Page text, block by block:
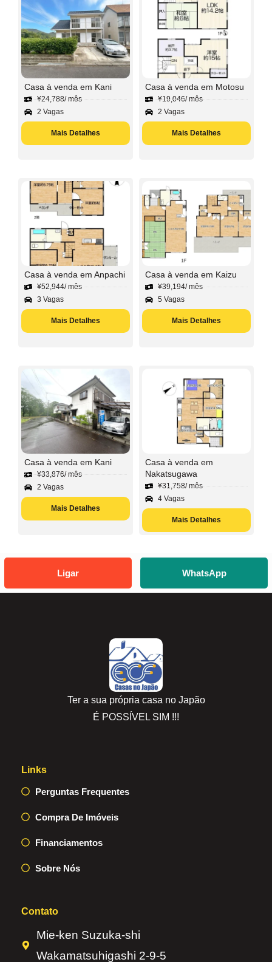
Casa à venda em Kani
¥24,788/ mês
2 Vagas
Mais Detalhes
Casa à venda em Motosu
¥19,046/ mês
2 Vagas
Mais Detalhes
Casa à venda em Anpachi
¥52,944/ mês
3 Vagas
Mais Detalhes
Casa à venda em Kaizu
¥39,194/ mês
5 Vagas
Mais Detalhes
Casa à venda em Kani
¥33,876/ mês
2 Vagas
Mais Detalhes
Casa à venda em
Nakatsugawa
¥31,758/ mês
4 Vagas
Mais Detalhes
Ligar WhatsApp
Ter a sua própria casa no Japão
É POSSÍVEL SIM !!!
Links
Perguntas Frequentes
Compra De Imóveis
Financiamentos
Sobre Nós
Contato
Mie-ken Suzuka-shi
Wakamatsuhigashi 2-9-5